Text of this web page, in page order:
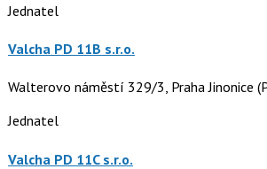
Jednatel
Valcha PD 11B s.r.o.
Walterovo náměstí 329/3, Praha Jinonice
Jednatel
Valcha PD 11C s.r.o.